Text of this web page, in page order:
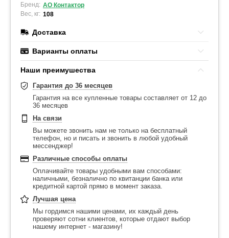
Бренд: АО Контактор
Вес, кг: 108
Доставка
Варианты оплаты
Наши преимушества
Гарантия до 36 месяцев
Гарантия на все купленные товары составляет от 12 до
36 месяцев
На связи
Вы можете звонить нам не только на бесплатный
телефон, но и писать и звонить в любой удобный
мессенджер!
Различные способы оплаты
Оплачивайте товары удобными вам способами:
наличными, безналично по квитанции банка или
кредитной картой прямо в момент заказа.
Лучшая цена
Мы гордимся нашими ценами, их каждый день
проверяют сотни клиентов, которые отдают выбор
нашему интернет - магазину!